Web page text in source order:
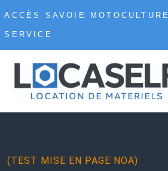
ACCÈS SAVOIE MOTOCULTURE
SERVICE
(TEST MISE EN PAGE NOA)